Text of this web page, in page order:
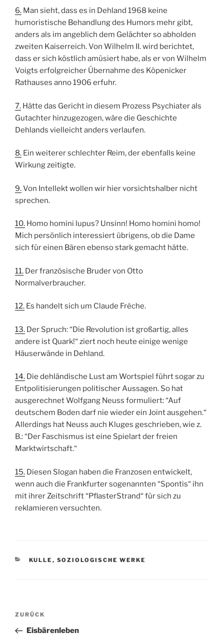
6. Man sieht, dass es in Dehland 1968 keine
humoristische Behandlung des Humors mehr gibt,
anders als im angeblich dem Gelächter so abholden
zweiten Kaiserreich. Von Wilhelm II. wird berichtet,
dass er sich köstlich amüsiert habe, als er von Wilhelm
Voigts erfolgreicher Übernahme des Köpenicker
Rathauses anno 1906 erfuhr.
7. Hätte das Gericht in diesem Prozess Psychiater als
Gutachter hinzugezogen, wäre die Geschichte
Dehlands vielleicht anders verlaufen.
8. Ein weiterer schlechter Reim, der ebenfalls keine
Wirkung zeitigte.
9.Von Intellekt wollen wir hier vorsichtshalber nicht
sprechen.
10. Homo homini lupus? Unsinn! Homo homini homo!
Mich persönlich interessiert übrigens, ob die Dame
sich für einen Bären ebenso stark gemacht hätte.
11. Der französische Bruder von Otto
Normalverbraucher.
12. Es handelt sich um Claude Frèche.
13. Der Spruch: “Die Revolution ist großartig, alles
andere ist Quark!“ ziert noch heute einige wenige
Häuserwände in Dehland.
14. Die dehländische Lust am Wortspiel führt sogar zu
Entpolitisierungen politischer Aussagen. So hat
ausgerechnet Wolfgang Neuss formuliert: “Auf
deutschem Boden darf nie wieder ein Joint ausgehen.“
Allerdings hat Neuss auch Kluges geschrieben, wie z.
B.: “Der Faschismus ist eine Spielart der freien
Marktwirtschaft.“
15. Diesen Slogan haben die Franzosen entwickelt,
wenn auch die Frankfurter sogenannten “Spontis“ ihn
mit ihrer Zeitschrift “PflasterStrand“ für sich zu
reklamieren versuchten.
KATEGORIEN
KULLE , SOZIOLOGISCHE WERKE
Beitragsnavigation
Vorheriger
Beitrag
ZURÜCK
Eisbärenleben